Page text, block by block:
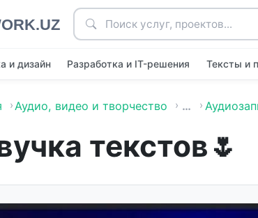
и дизайн Разработка и IT-решения Тексты и
Аудио, видео и творчество …
текстов🌷